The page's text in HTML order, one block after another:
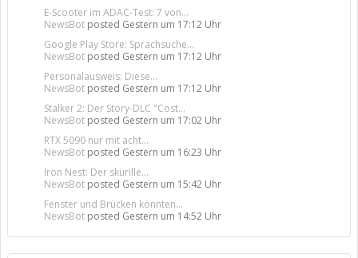
E-Scooter im ADAC-Test: 7 von...
NewsBot posted Gestern um 17:12 Uhr
Google Play Store: Sprachsuche...
NewsBot posted Gestern um 17:12 Uhr
Personalausweis: Diese...
NewsBot posted Gestern um 17:12 Uhr
Stalker 2: Der Story-DLC "Cost...
NewsBot posted Gestern um 17:02 Uhr
RTX 5090 nur mit acht...
NewsBot posted Gestern um 16:23 Uhr
Iron Nest: Der skurille...
NewsBot posted Gestern um 15:42 Uhr
Fenster und Brücken könnten...
NewsBot posted Gestern um 14:52 Uhr